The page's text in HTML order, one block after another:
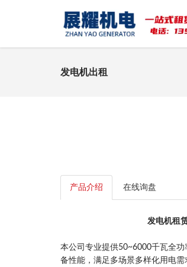
发电机出租
产品介绍 在线询盘
发电机租
本公司专业提供50~6000千瓦全
备性能，满足多场景多样化用电需